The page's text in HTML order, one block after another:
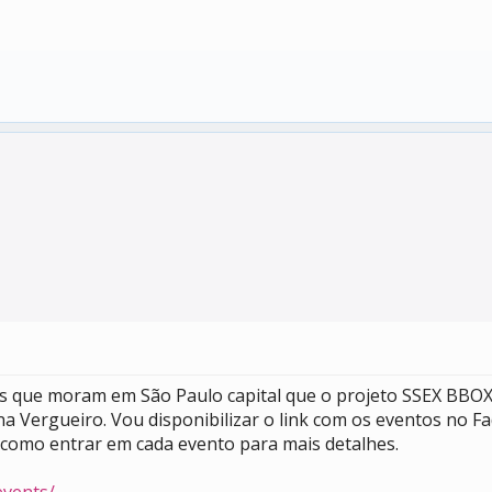
moram em São Paulo capital que o projeto SSEX
Vergueiro. Vou disponibilizar o link com os eventos no
entrar em cada evento para mais detalhes.